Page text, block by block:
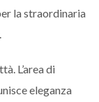
la straordinaria
L’area di
eleganza